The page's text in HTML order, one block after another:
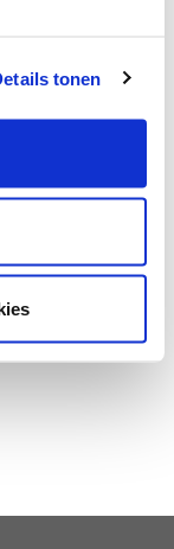
tonen
de lichtinval
check-up